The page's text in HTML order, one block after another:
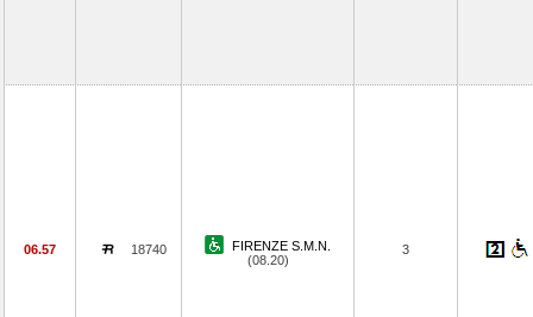
06.57 18740
FIRENZE S.M.N.
(08.20)
3